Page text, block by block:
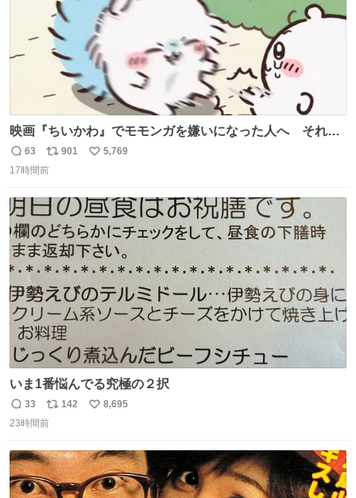
映画『ちいかわ』でモモンガを嫌いになった人へ それで
も愛される理由と可能性 kai-you.net/article/96186 『映画
ちいかわ 人魚の島のひみつ』を3回観て、原作も追ってい
す。ちいかわ初心者向けです🖊
返
信
63
リ
ポ
ト
数
901
い
数
5,769
17時間前
いま1番悩んでる究極の２択
返
信
33
リ
ポ
ト
数
142
い
数
8,695
23時間前